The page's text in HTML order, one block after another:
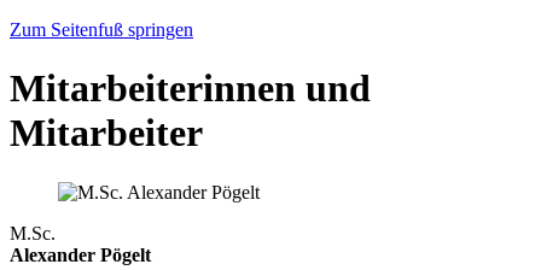
Zum Seitenfuß springen
Mitarbeiterinnen und
Mitarbeiter
M.Sc.
Alexander Pögelt